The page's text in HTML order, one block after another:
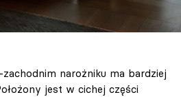
narożniku ma bardziej
jest w cichej części